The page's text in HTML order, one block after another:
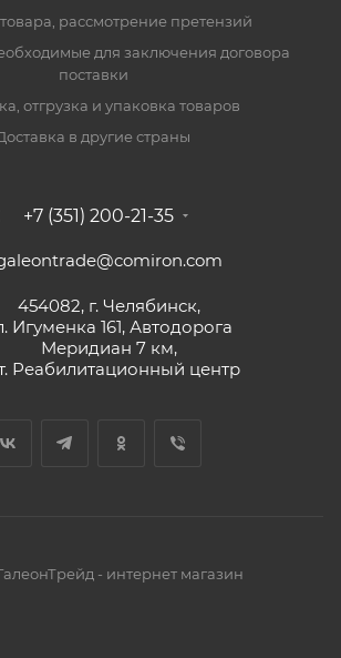
рассмотрение претензий
для заключения договора
поставки
отгрузка и упаковка товаров
в другие страны
+7 (351) 200-21-35
454082, г. Челябинск,
Игуменка 161, Автодорога
Меридиан 7 км,
Реабилитационный центр
- интернет магазин